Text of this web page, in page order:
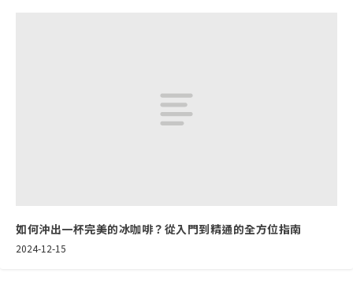
如何沖出一杯完美的冰咖啡？從入門到精通的全方位指南
2024-12-15